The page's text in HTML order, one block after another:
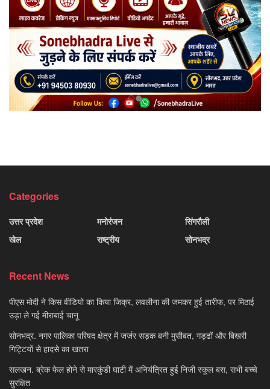
Categories
उत्तर प्रदेश
खेल
मनोरंजन
राष्ट्रीय
सिंगरौली
सोनभद्र
Recent News
पीएस मोदी ने किस वीडियो का किया जिक्र, लवलीना की जमकर हुई तारीफ, पर मिठाई
उड़ा ले गई मीराबाई चानू
सोनभद्र. नगर पालिका परिषद क्षेत्र में जर्जर सड़क बनी मुसीबत, गड्ढों और बिखरी
गिट्टियों से हादसे का खतरा
सलखन. ब्रेक फेल होने से मारकुंडी घाटी में अनियंत्रित हुई निजी स्कूल बस, सभी बच्चे
सुरक्षित